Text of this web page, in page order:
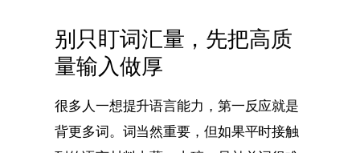
别只盯词汇量，先把高质
量输入做厚
很多人一想提升语言能力，第一反应就是
背更多词。词当然重要，但如果平时接触